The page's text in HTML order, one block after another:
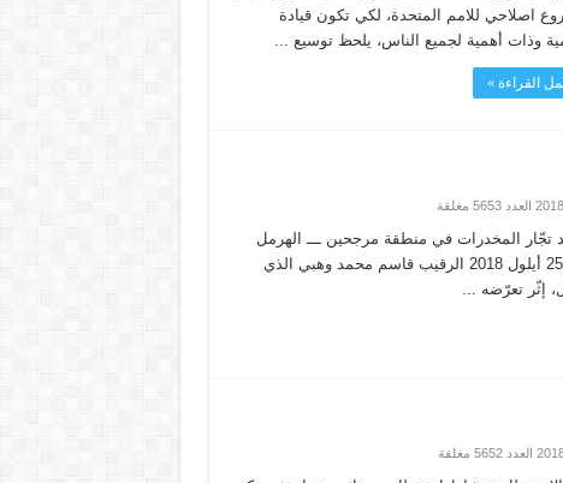
اصلاحي للامم المتحدة، لكي تكون قيادة
وذات أهمية لجميع الناس، يلحظ توسيع ...
القراءة »
تجّار المخدرات في منطقة مرجحين ـــ الهرمل
(أ.ل) – تنعى قيادة الجيش ــــ مديرية التوجيه بتاريخ اليوم الثلاثاء 25 أيلول 2018 الرقيب قاسم محمد وهبي الذي